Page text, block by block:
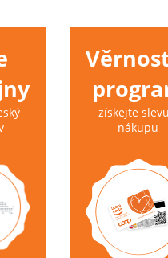
získejte
nákupu